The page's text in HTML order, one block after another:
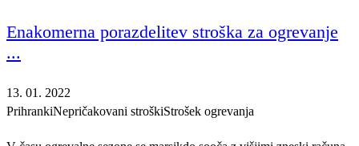
Enakomerna porazdelitev stroška za ogrevanje
...
13. 01. 2022
PrihrankiNepričakovani stroškiStrošek ogrevanja